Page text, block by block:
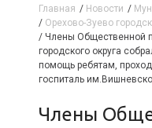
Главная / Новости /
/ Орехово-Зуево
/ Члены Общественной
городского округа
помощь ребятам,
госпиталь
Члены Общественной палаты